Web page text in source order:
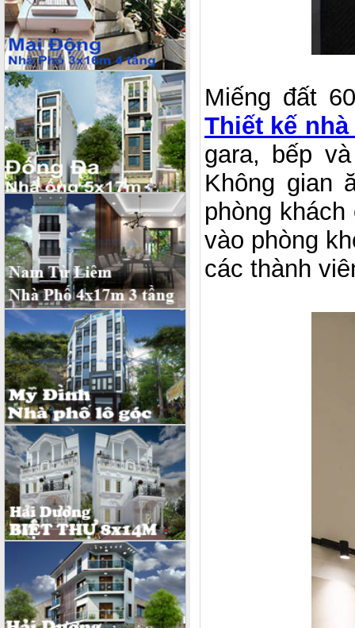
Miếng đất
Thiết kế
gara, bếp
Không gian
phòng
vào phòng
các thành